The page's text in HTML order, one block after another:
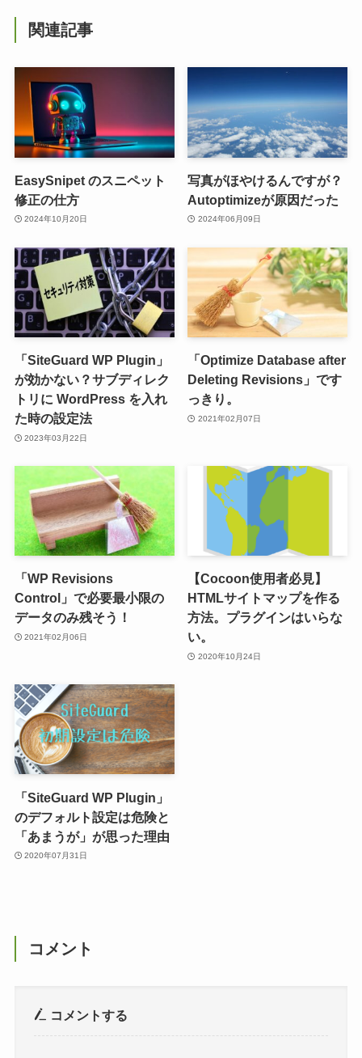
関連記事
EasySnipet のスニペット
修正の仕方
2024年10月20日
写真がほやけるんですが？
Autoptimizeが原因だった
2024年06月09日
「SiteGuard WP Plugin」
が効かない？サブディレク
トリに WordPress を入れ
た時の設定法
2023年03月22日
「Optimize Database after
Deleting Revisions」です
っきり。
2021年02月07日
「WP Revisions
Control」で必要最小限の
データのみ残そう！
2021年02月06日
【Cocoon使用者必見】
HTMLサイトマップを作る
方法。プラグインはいらな
い。
2020年10月24日
「SiteGuard WP Plugin」
のデフォルト設定は危険と
「あまうが」が思った理由
2020年07月31日
コメント
コメントする